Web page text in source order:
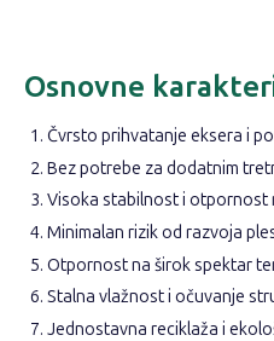
Osnovne
Čvrsto prihvatanje eksera i
Bez potrebe za dodatnim
Visoka stabilnost i otpornost
Minimalan rizik od razvoja
Otpornost na širok spektar
Stalna vlažnost i očuvanje
Jednostavna reciklaža i